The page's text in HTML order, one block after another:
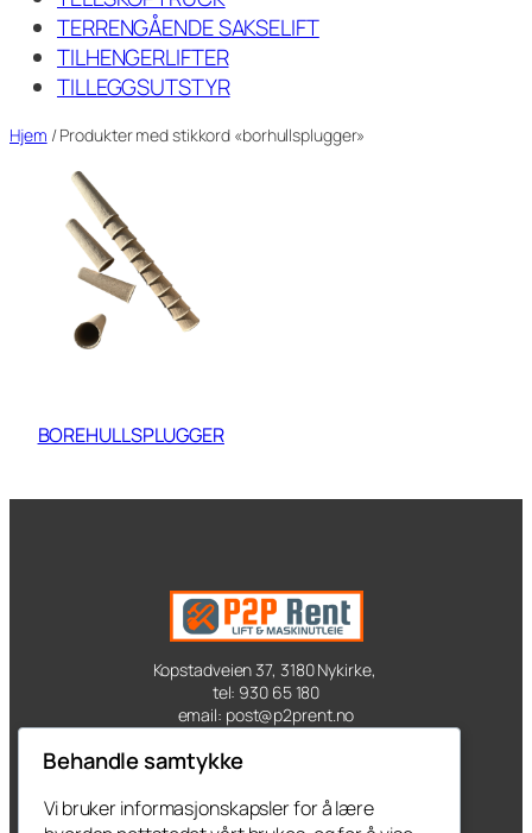
TERRENGÅENDE SAKSELIFT
TILHENGERLIFTER
TILLEGGSUTSTYR
Hjem / Produkter med stikkord «borhullsplugger»
BOREHULLSPLUGGER
Kopstadveien 37, 3180 Nykirke,
tel: 930 65 180
email: post@p2prent.no
Kontakt oss
Produkter
Behandle samtykke
Vi bruker informasjonskapsler for å lære